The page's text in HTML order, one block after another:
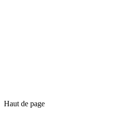
Haut de page